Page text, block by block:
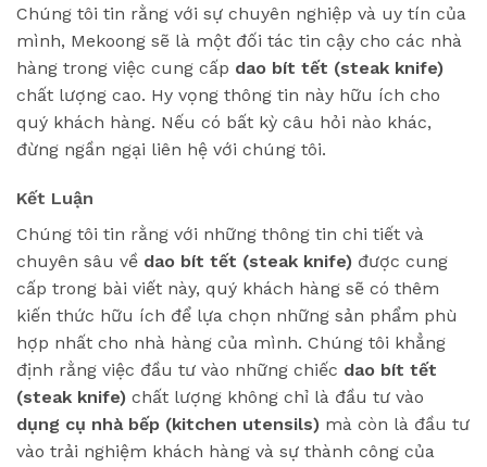
Chúng tôi tin rằng với sự chuyên nghiệp và uy tín của
mình, Mekoong sẽ là một đối tác tin cậy cho các nhà
hàng trong việc cung cấp dao bít tết (steak knife)
chất lượng cao. Hy vọng thông tin này hữu ích cho
quý khách hàng. Nếu có bất kỳ câu hỏi nào khác,
đừng ngần ngại liên hệ với chúng tôi.
Kết Luận
Chúng tôi tin rằng với những thông tin chi tiết và
chuyên sâu về dao bít tết (steak knife) được cung
cấp trong bài viết này, quý khách hàng sẽ có thêm
kiến thức hữu ích để lựa chọn những sản phẩm phù
hợp nhất cho nhà hàng của mình. Chúng tôi khẳng
định rằng việc đầu tư vào những chiếc dao bít tết
(steak knife) chất lượng không chỉ là đầu tư vào
dụng cụ nhà bếp (kitchen utensils) mà còn là đầu tư
vào trải nghiệm khách hàng và sự thành công của